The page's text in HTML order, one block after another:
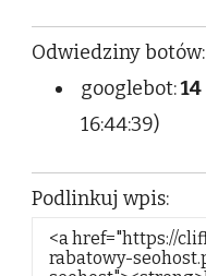
Odwiedziny botów:
googlebot:14
16:44:39)
Podlinkuj wpis: